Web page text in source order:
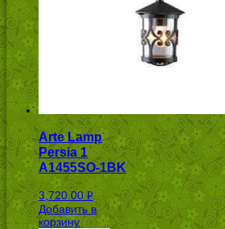
Arte Lamp
Persia 1
A1455SO-1BK
3,720.00 Р
УБ.
Добавить в
корзину